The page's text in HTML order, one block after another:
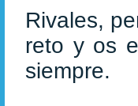
Rivales,
reto y os
siempre.